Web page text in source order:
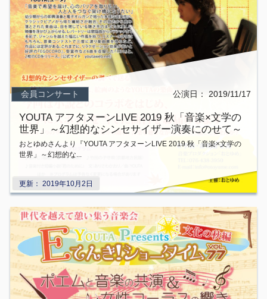
更新： 2019年10月2日
会員コンサート 公演日： 2019/11/17
YOUTA アフタヌーンLIVE 2019 秋「音楽×文学の
世界」～幻想的なシンセサイザー演奏にのせて～
おとゆめさんより『YOUTA アフタヌーンLIVE 2019 秋「音楽×文学の
世界」～幻想的な...